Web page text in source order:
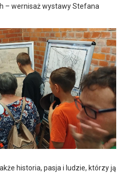
– wernisaż wystawy Stefana
historia, pasja i ludzie, którzy ją